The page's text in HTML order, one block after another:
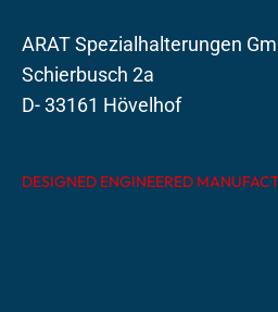
ARAT Spezialhalterungen
Schierbusch 2a
D- 33161 Hövelhof
DESIGNED ENGINEERED